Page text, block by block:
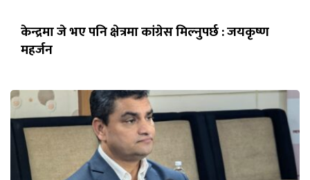
केन्द्रमा जे भए पनि क्षेत्रमा कांग्रेस मिल्नुपर्छ : जयकृष्ण
महर्जन